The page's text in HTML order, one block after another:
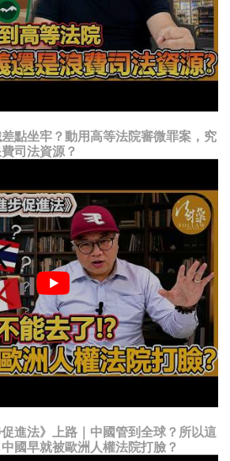
點坐牢？動用高等法院審微罪案，究
司法資源？
進法》上路｜中國管到全球？所以這
國早就被歐洲人權法院打臉？